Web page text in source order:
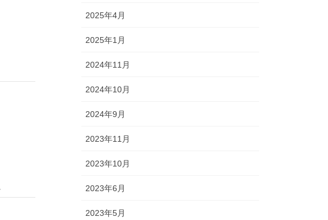
2025年4月
2025年1月
2024年11月
2024年10月
2024年9月
2023年11月
2023年10月
2023年6月
2023年5月